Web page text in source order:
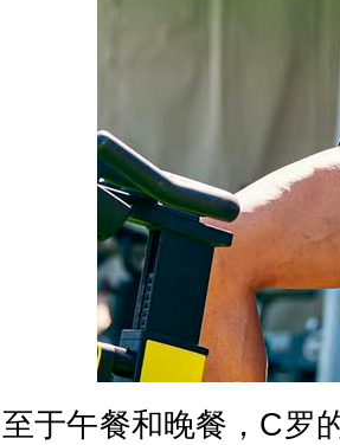
至于午餐和晚餐，C罗